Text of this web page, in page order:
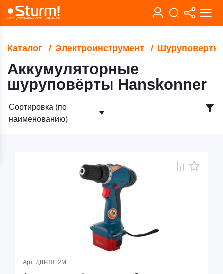
Каталог Электроинструмент Шуруповерты
Аккумуляторные
шуруповёрты Hanskonner
Сортировка (по
наименованию)
Арт. ДШ-3012М